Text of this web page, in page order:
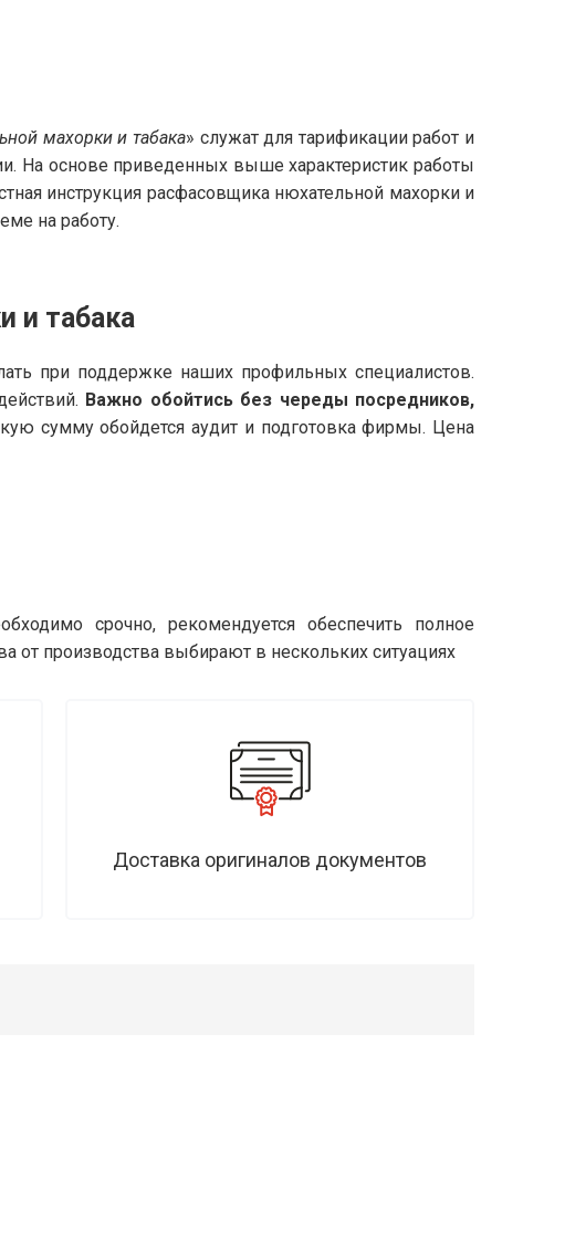
махорки и табака» служат для тарификации работ и
На основе приведенных выше характеристик работы
инструкция расфасовщика нюхательной махорки и
на работу.
и табака
при поддержке наших профильных специалистов.
Важно обойтись без череды посредников,
сумму обойдется аудит и подготовка фирмы. Цена
срочно, рекомендуется обеспечить полное
от производства выбирают в нескольких ситуациях
Доставка оригиналов документов